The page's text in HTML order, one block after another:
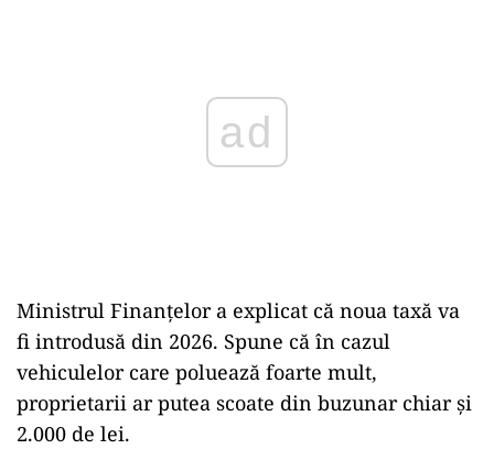
Ministrul Finanțelor a explicat că noua taxă va
fi introdusă din 2026. Spune că în cazul
vehiculelor care poluează foarte mult,
proprietarii ar putea scoate din buzunar chiar și
2.000 de lei.